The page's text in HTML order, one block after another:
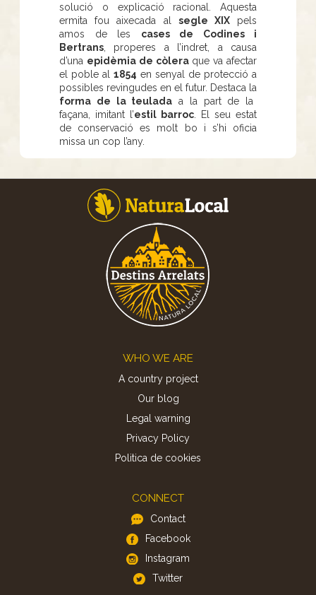
solució o explicació racional. Aquesta
ermita fou aixecada al segle XIXpels
amos de les cases de Codines i
Bertrans , properes a l’indret, a causa
d’una epidèmia de còleraque va afectar
el poble al 1854 en senyal de protecció a
possibles revingudes en el futur. Destaca la
forma de la teulada a la part de la
façana, imitant l’estil barroc . El seu estat
de conservació es molt bo i s’hi oficia
missa un cop l’any.
WHO WE ARE
A country project
Our blog
Legal warning
Privacy Policy
Politica de cookies
CONNECT
Contact
Facebook
Instagram
Twitter